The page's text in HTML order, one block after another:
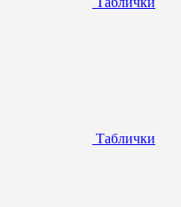
Таблички